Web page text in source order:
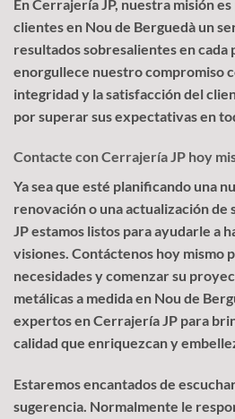
En Cerrajería JP, nuestra misión
clientes en Nou de Berguedà un
resultados sobresalientes en cada
enorgullece nuestro compromiso
integridad y la satisfacción del
por superar sus expectativas en
Contacte con Cerrajería JP hoy
Ya sea que esté planificando una
renovación o una actualización
JP estamos listos para ayudarle a
visiones. Contáctenos hoy mismo
necesidades y comenzar su
metálicas a medida en Nou de
expertos en Cerrajería JP para
calidad que enriquezcan y
Estaremos encantados de
sugerencia. Normalmente le